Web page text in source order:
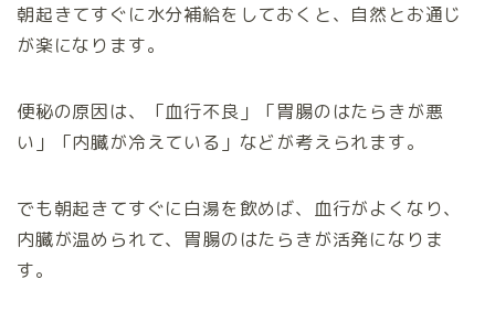
朝起きてすぐに水分補給をしておくと、自然とお通じ
が楽になります。
便秘の原因は、「血行不良」「胃腸のはたらきが悪
い」「内臓が冷えている」などが考えられます。
でも朝起きてすぐに白湯を飲めば、血行がよくなり、
内臓が温められて、胃腸のはたらきが活発になりま
す。